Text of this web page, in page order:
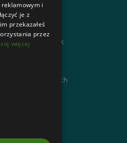
GOT PTTK
Transgranicznych
PTTK
i
je z
przekazałeś
przez
więcej